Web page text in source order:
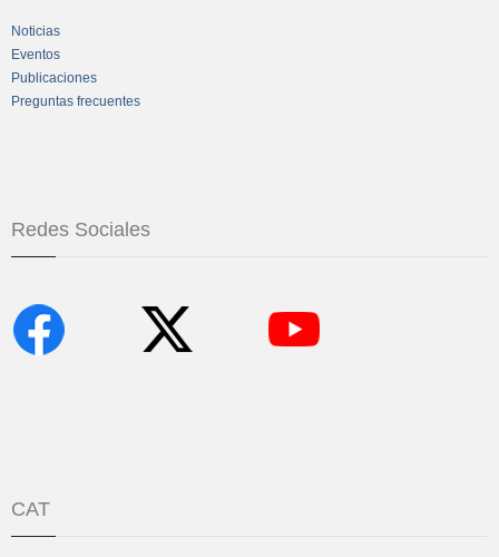
Noticias
Eventos
Publicaciones
Preguntas frecuentes
Redes Sociales
CAT